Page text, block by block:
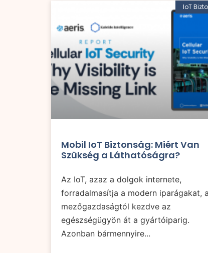
IoT
Mobil IoT Biztonság: Miért Van
Szükség a Láthatóságra?
Az IoT, azaz a dolgok internete,
forradalmasítja a modern iparágakat, a
mezőgazdaságtól kezdve az
egészségügyön át a gyártóiparig.
Azonban bármennyire...